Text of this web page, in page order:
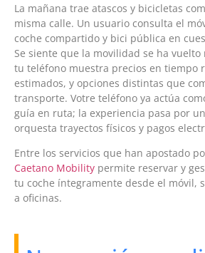
La mañana trae atascos y bicicletas
misma calle. Un usuario consulta el
coche compartido y bici pública en
Se siente que la movilidad se ha
tu teléfono muestra precios en tiempo
estimados, y opciones distintas que
transporte. Votre teléfono ya actúa
guía en ruta; la experiencia pasa por
orquesta trayectos físicos y pagos
Entre los servicios que han apostado
Caetano Mobility permite reservar y
tu coche íntegramente desde el móvil,
a oficinas.